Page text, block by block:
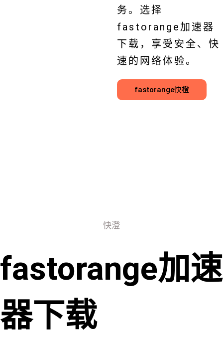
务。选择
fastorange加速器
下载，享受安全、快
速的网络体验。
fastorange快橙
快澄
fastorange加速
器下载